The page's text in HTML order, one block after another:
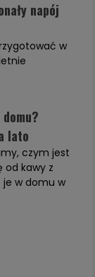
tu napój
w
lato
czym jest
od kawy z
w domu w
owocowy